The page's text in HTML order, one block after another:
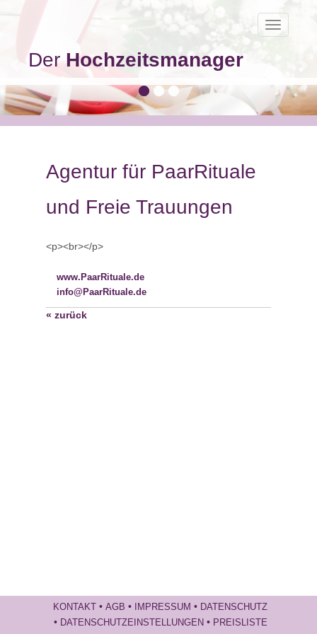
Toggle
DerHochzeitsmanager
Agentur für PaarRituale
und Freie Trauungen
<p><br></p>
www.PaarRituale.de
info@PaarRituale.de
« zurück
KONTAKT • AGB • IMPRESSUM • DATENSCHUTZ
• DATENSCHUTZEINSTELLUNGEN • PREISLISTE